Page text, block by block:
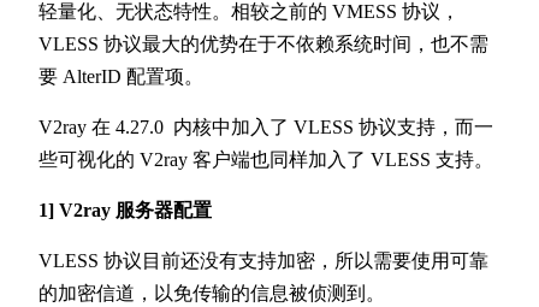
轻量化、无状态特性。相较之前的 VMESS 协议，
VLESS 协议最大的优势在于不依赖系统时间，也不需
要 AlterID 配置项。
V2ray 在 4.27.0 内核中加入了 VLESS 协议支持，而一
些可视化的 V2ray 客户端也同样加入了 VLESS 支持。
1] V2ray 服务器配置
VLESS 协议目前还没有支持加密，所以需要使用可靠
的加密信道，以免传输的信息被侦测到。